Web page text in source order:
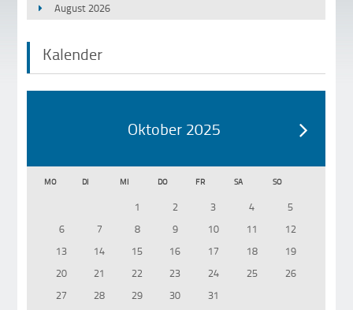
August 2026
Kalender
Oktober 2025
MO DI MI DO FR SA SO
1 2 3 4
5
6
7 8 9 10 11
12
13
14 15 16 17 18
19
20
21 22 23 24 25
26
27
28 29 30 31